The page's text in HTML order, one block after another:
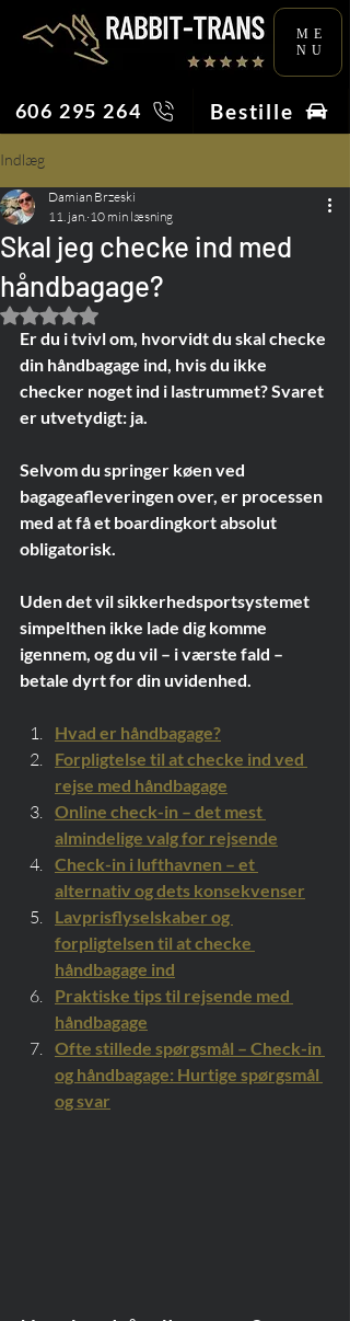
ME
NU
606 295 264 Bestille
Indlæg
Skal jeg checke ind med
håndbagage?
Damian Brzeski
11. jan. 10 min læsning
Bedømt til NaN ud af 5 stjerner.
Er du i tvivl om, hvorvidt du skal checke
din håndbagage ind, hvis du ikke
checker noget ind i lastrummet? Svaret
er utvetydigt: ja.
Selvom du springer køen ved
bagageafleveringen over, er processen
med at få et boardingkort absolut
obligatorisk.
Uden det vil sikkerhedsportsystemet
simpelthen ikke lade dig komme
igennem, og du vil – i værste fald –
betale dyrt for din uvidenhed.
Hvad er håndbagage?
Forpligtelse til at checke ind ved
rejse med håndbagage
Online check-in – det mest
almindelige valg for rejsende
Check-in i lufthavnen – et
alternativ og dets konsekvenser
Lavprisflyselskaber og
forpligtelsen til at checke
håndbagage ind
Praktiske tips til rejsende med
håndbagage
Ofte stillede spørgsmål – Check-in
og håndbagage: Hurtige spørgsmål
og svar